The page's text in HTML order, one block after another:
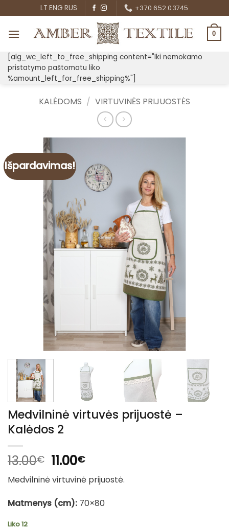
to
content
LT ENG RUS +370 652 03745
0
[alg_wc_left_to_free_shipping content="Iki nemokamo
pristatymo paštomatu liko
%amount_left_for_free_shipping%"]
KALĖDOMS / VIRTUVINĖS PRIJUOSTĖS
Išpardavimas!
Medvilninė virtuvės prijuostė –
Kalėdos 2
13.00€ Original
price
was:
13.00€.
11.00€Current
price
is:
11.00€.
Medvilninė virtuvinė prijuostė.
Matmenys (cm): 70×80
Liko 12